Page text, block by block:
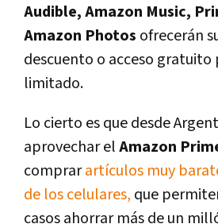
Audible, Amazon Music,
Amazon Photos ofrecerán
descuento o acceso
limitado.
Lo cierto es que desde
aprovechar elAmazon
comprarartículos muy
de los celulares, que
casos ahorrar más de un